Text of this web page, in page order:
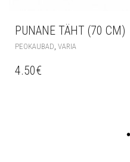
PUNANE TÄHT (70 CM)
PEOKAUBAD VARIA
4.50€